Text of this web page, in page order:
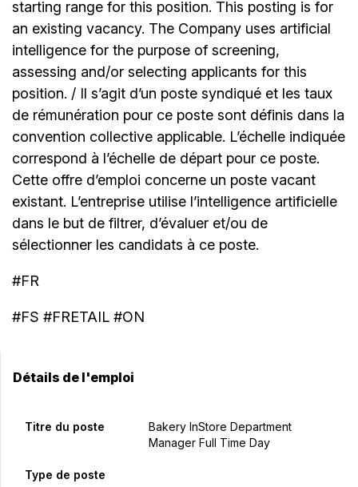
starting range for this position. This posting is for
an existing vacancy. The Company uses artificial
intelligence for the purpose of screening,
assessing and/or selecting applicants for this
position. / Il s’agit d’un poste syndiqué et les taux
de rémunération pour ce poste sont définis dans la
convention collective applicable. L’échelle indiquée
correspond à l’échelle de départ pour ce poste.
Cette offre d’emploi concerne un poste vacant
existant. L’entreprise utilise l’intelligence artificielle
dans le but de filtrer, d’évaluer et/ou de
sélectionner les candidats à ce poste.
#FR
#FS #FRETAIL #ON
Détails de l'emploi
Titre du poste
Bakery InStore Department
Manager Full Time Day
Type de poste